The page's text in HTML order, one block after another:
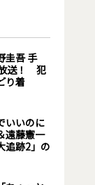
圭吾 手
送！ 犯
り着
いいのに
遠藤憲一
追跡2」の